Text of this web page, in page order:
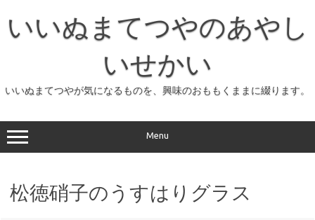
プ
いいぬまてつやのあやし
いせかい
いいぬまてつやが気になるものを、興味のおももくままに綴ります。
Menu
松徳硝子のうすはりグラス